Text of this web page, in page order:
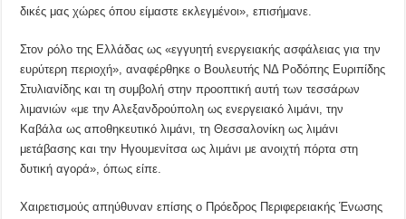
δικές μας χώρες όπου είμαστε εκλεγμένοι», επισήμανε.
Στον ρόλο της Ελλάδας ως «εγγυητή ενεργειακής ασφάλειας για την
ευρύτερη περιοχή», αναφέρθηκε ο Βουλευτής ΝΔ Ροδόπης Ευριπίδης
Στυλιανίδης και τη συμβολή στην προοπτική αυτή των τεσσάρων
λιμανιών «με την Αλεξανδρούπολη ως ενεργειακό λιμάνι, την
Καβάλα ως αποθηκευτικό λιμάνι, τη Θεσσαλονίκη ως λιμάνι
μετάβασης και την Ηγουμενίτσα ως λιμάνι με ανοιχτή πόρτα στη
δυτική αγορά», όπως είπε.
Χαιρετισμούς απηύθυναν επίσης ο Πρόεδρος Περιφερειακής Ένωσης